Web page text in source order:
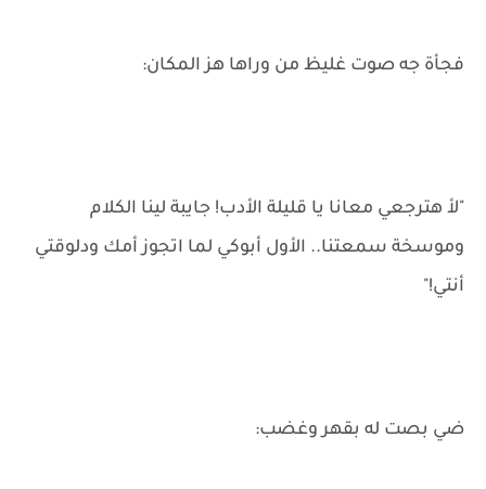
فجأة جه صوت غليظ من وراها هز المكان:
"لأ هترجعي معانا يا قليلة الأدب! جايبة لينا الكلام
وموسخة سمعتنا.. الأول أبوكي لما اتجوز أمك ودلوقتي
أنتي!"
ضي بصت له بقهر وغضب: